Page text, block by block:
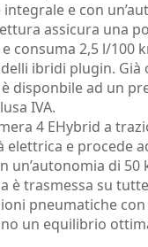
e con
assicura una
e consuma 2,5 l/
ibridi plugin. Già
disponbile ad un
IVA.
4 EHybrid a
elettrica e procede
un’autonomia di 50
è trasmessa su
pneumatiche
un equilibrio